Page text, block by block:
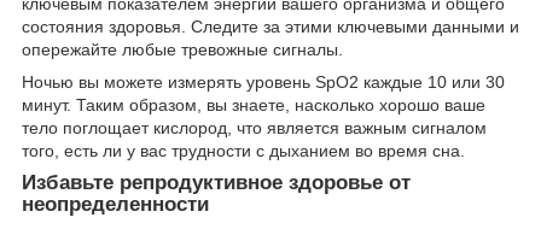
состояния здоровья. Следите за этими ключевыми данными и
опережайте любые тревожные сигналы.
Ночью вы можете измерять уровень SpO2 каждые 10 или 30
минут. Таким образом, вы знаете, насколько хорошо ваше
тело поглощает кислород, что является важным сигналом
того, есть ли у вас трудности с дыханием во время сна.
Избавьте репродуктивное здоровье от
неопределенности